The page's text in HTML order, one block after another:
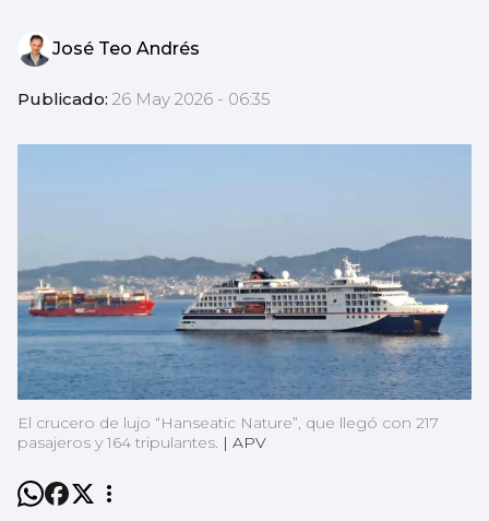
José Teo Andrés
Publicado: 26 May 2026 - 06:35
El crucero de lujo “Hanseatic Nature”, que llegó con 217
pasajeros y 164 tripulantes. | APV